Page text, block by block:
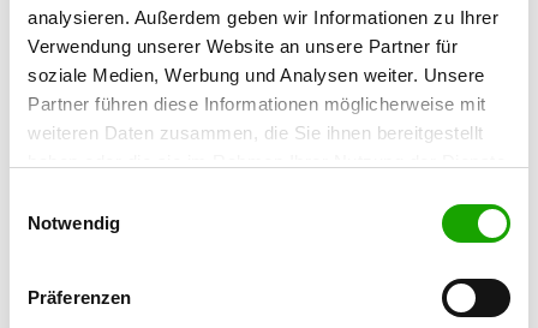
analysieren. Außerdem geben wir Informationen zu Ihrer
Verwendung unserer Website an unsere Partner für
soziale Medien, Werbung und Analysen weiter. Unsere
Partner führen diese Informationen möglicherweise mit
weiteren Daten zusammen, die Sie ihnen bereitgestellt
Cookies, wenn Sie unsere Webseite weiterhin nutzen.
Notwendig
Präferenzen
Zuchtstätte: von Schloß Bothmer
Details
Grevesmühlener Str. 24a
23936 Mallentin